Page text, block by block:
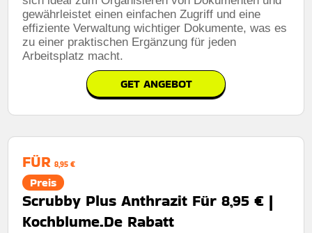
gewährleistet einen einfachen Zugriff und eine
effiziente Verwaltung wichtiger Dokumente, was es
zu einer praktischen Ergänzung für jeden
Arbeitsplatz macht.
GET ANGEBOT
FÜR 8,95 €
Preis
Scrubby Plus Anthrazit Für 8,95 € |
Kochblume.De Rabatt